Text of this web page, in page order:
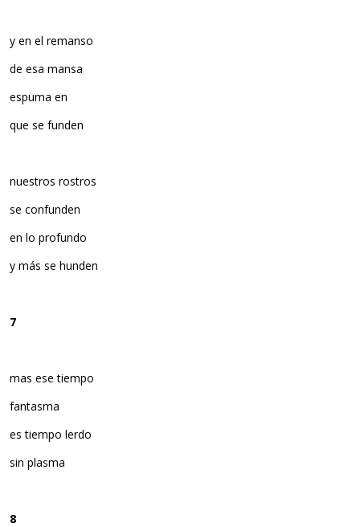
y en el remanso
de esa mansa
espuma en
que se funden
nuestros rostros
se confunden
en lo profundo
y más se hunden
7
mas ese tiempo
fantasma
es tiempo lerdo
sin plasma
8